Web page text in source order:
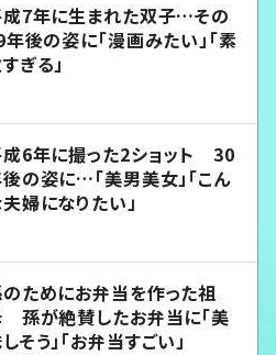
7年に生まれた双子…その
後の姿に「漫画みたい」「素
ぎる」
6年に撮った2ショット 30
の姿に…「美男美女」「こん
婦になりたい」
ためにお弁当を作った祖
孫が絶賛したお弁当に「美
そう」「お弁当すごい」